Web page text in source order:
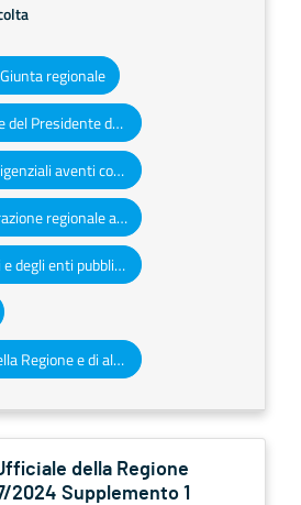
regionale
Decreti e ordinanze del Presidente della Giunta regionale
Determinazioni dirigenziali aventi contenuto di interesse generale
Atti dell'amministrazione regionale ad obbligo di pubblicazione
Atti degli enti locali e degli enti pubblici e privati
Altri atti e avvisi della Regione e di altri enti pubblici che interessano la collettività regionale
della Regione
2024 Supplemento 1